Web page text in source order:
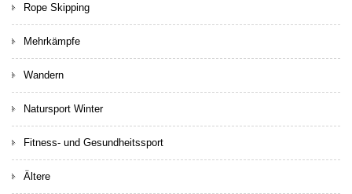
Rope Skipping
Mehrkämpfe
Wandern
Natursport Winter
Fitness- und Gesundheitssport
Ältere